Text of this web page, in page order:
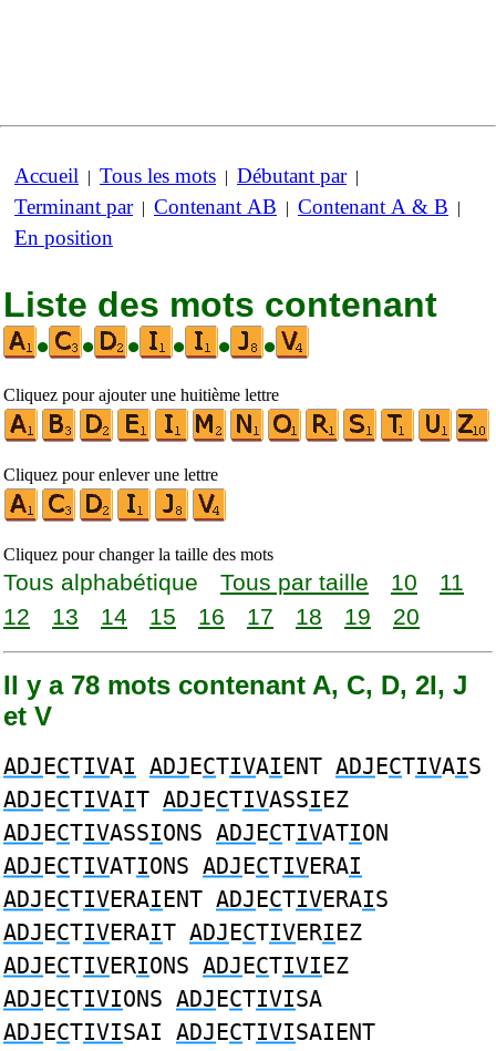
Accueil | Tous les mots | Débutant par|
Terminant par| Contenant AB | Contenant A & B |
En position
Liste des mots contenant
•
• • • • •
Cliquez pour ajouter une huitième lettre
Cliquez pour enlever une lettre
Cliquez pour changer la taille des mots
Tous alphabétique Tous par taille 10
11
12
13 14 15 16 17 18 19 20
Il y a 78 mots contenant A, C, D, 2I, J
et V
ADJECTIVAI ADJECTIVAIENT ADJECTIVAIS
ADJECTIVAIT ADJECTIVASSIEZ
ADJECTIVASSIONS ADJECTIVATION
ADJECTIVATIONS ADJECTIVERAI
ADJECTIVERAIENT ADJECTIVERAIS
ADJECTIVERAIT ADJECTIVERIEZ
ADJECTIVERIONS ADJECTIVIEZ
ADJECTIVIONS ADJECTIVISA
ADJECTIVISAI ADJECTIVISAIENT